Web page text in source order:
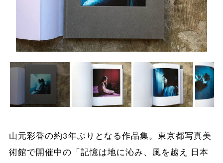
山元彩香の約3年ぶりとなる作品集。東京都写真美
術館で開催中の「記憶は地に沁み、風を越え 日本